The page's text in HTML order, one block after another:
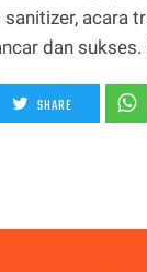
sanitizer, acara
dan sukses.
SHARE